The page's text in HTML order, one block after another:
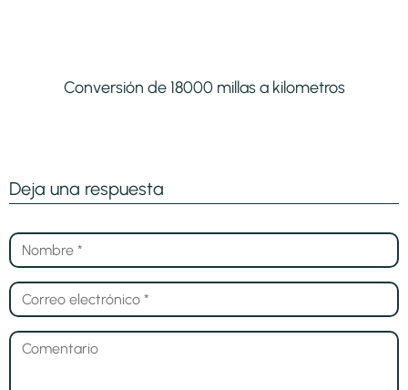
Conversión de 18000 millas a kilometros
Deja una respuesta